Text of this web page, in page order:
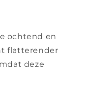
ochtend en
flatterender
deze